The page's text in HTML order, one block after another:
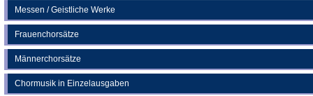
Messen / Geistliche Werke
Frauenchorsätze
Männerchorsätze
Chormusik in Einzelausgaben